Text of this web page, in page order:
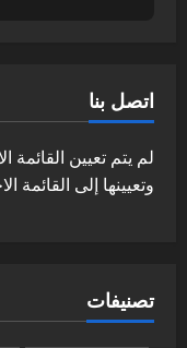
اتصل بنا
لم يتم تعيين القائمة
وتعيينها إلى القائمة
تصنيفات